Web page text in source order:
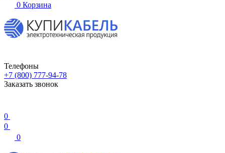
0 Корзина
Телефоны
+7 (800) 777-94-78
Заказать звонок
0
0
0